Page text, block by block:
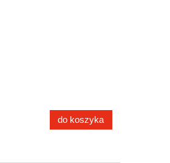
do koszyka